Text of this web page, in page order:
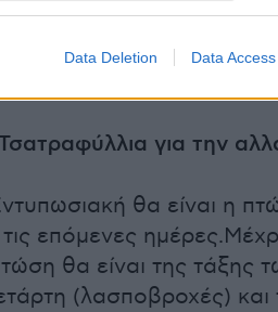
Data Deletion Data Access
για την
θα είναι η
επόμενες
θα είναι της τάξης
(λασποβροχές)